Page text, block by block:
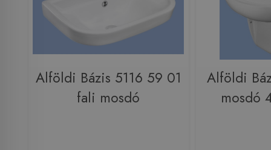
Alföldi Bázis 5116 59 01
fali mosdó
Alföldi
mosdó